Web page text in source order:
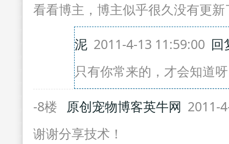
看看博主，博主似乎很久没有更
泥 2011-4-13 11:59:00 回
只有你常来的，才会知道
-8楼 原创宠物博客英牛网 2011-
谢谢分享技术！